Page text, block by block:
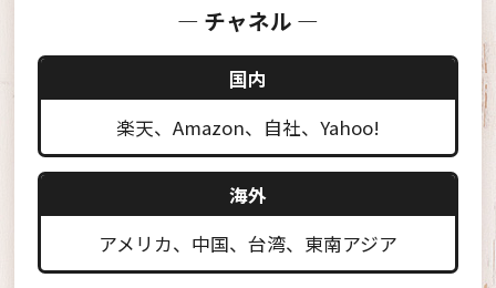
― チャネル ―
国内
楽天、Amazon、自社、Yahoo!
海外
アメリカ、中国、台湾、東南アジア